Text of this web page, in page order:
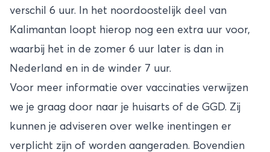
verschil 6 uur. In het noordoostelijk deel van
Kalimantan loopt hierop nog een extra uur voor,
waarbij het in de zomer 6 uur later is dan in
Nederland en in de winder 7 uur.
Voor meer informatie over vaccinaties verwijzen
we je graag door naar je huisarts of de GGD. Zij
kunnen je adviseren over welke inentingen er
verplicht zijn of worden aangeraden. Bovendien